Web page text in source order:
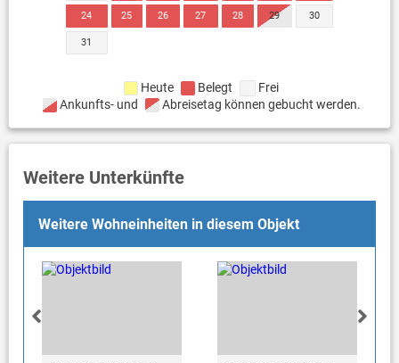
24 25 26 27 28 29 30
31
Heute Belegt
Frei
Ankunfts- und
Abreisetag können gebucht werden.
Weitere Unterkünfte
Weitere Wohneinheiten in diesem Objekt